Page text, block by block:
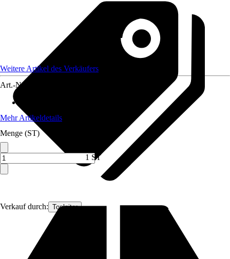
Verkauf durch: Topleiter
Weitere Artikel des Verkäufers
Art.-Nr.
Mehr Artikeldetails
Menge (ST)
1 ST